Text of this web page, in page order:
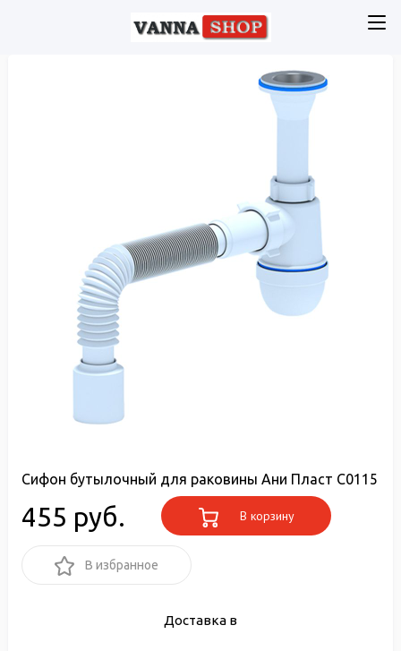
Сифон бутылочный для раковины Ани Пласт С0115
455 руб. В корзину
В избранное
Доставка в